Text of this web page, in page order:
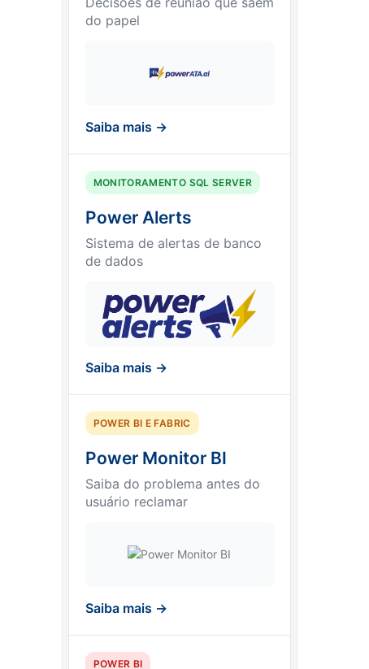
do papel
Saiba mais →
MONITORAMENTO SQL SERVER
Power Alerts
Sistema de alertas de banco
de dados
Saiba mais →
POWER BI E FABRIC
Power Monitor BI
Saiba do problema antes do
usuário reclamar
Saiba mais →
POWER BI